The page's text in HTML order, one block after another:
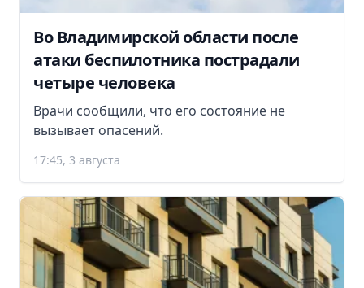
Во Владимирской области после
атаки беспилотника пострадали
четыре человека
Врачи сообщили, что его состояние не
вызывает опасений.
17:45, 3 августа